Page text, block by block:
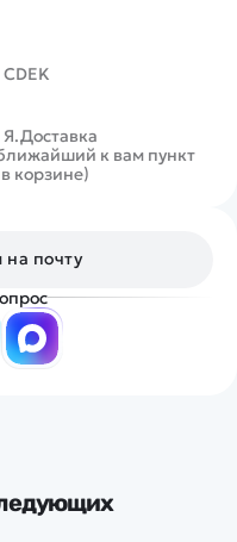
к вам пункт
корзине)
на почту